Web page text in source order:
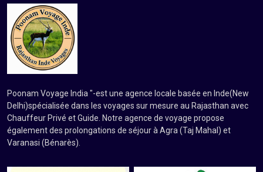
Poonam Voyage India "-est une agence locale basée en Inde(New
Delhi)spécialisée dans les voyages sur mesure au Rajasthan avec
Chauffeur Privé et Guide. Notre agence de voyage propose
également des prolongations de séjour à Agra (Taj Mahal) et
Varanasi (Bénarès).